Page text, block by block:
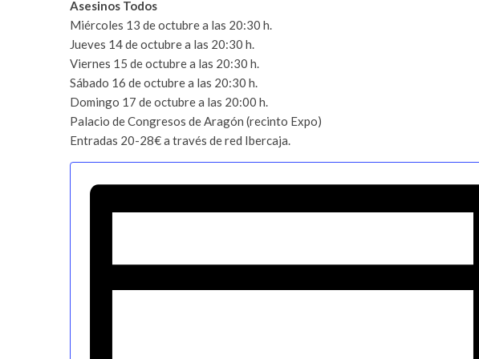
Asesinos Todos
Miércoles 13 de octubre a las 20:30 h.
Jueves 14 de octubre a las 20:30 h.
Viernes 15 de octubre a las 20:30 h.
Sábado 16 de octubre a las 20:30 h.
Domingo 17 de octubre a las 20:00 h.
Palacio de Congresos de Aragón (recinto Expo)
Entradas 20-28€ a través de red Ibercaja.